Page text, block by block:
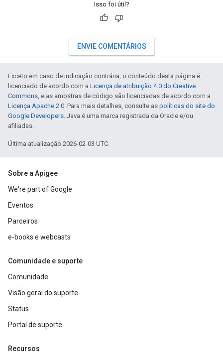
Isso foi útil?
ENVIE COMENTÁRIOS
Exceto em caso de indicação contrária, o conteúdo desta página é
licenciado de acordo com a Licença de atribuição 4.0 do Creative
Commons, e as amostras de código são licenciadas de acordo com a
Licença Apache 2.0. Para mais detalhes, consulte as políticas do site do
Google Developers. Java é uma marca registrada da Oracle e/ou
afiliadas.
Última atualização 2026-02-03 UTC.
Sobre a Apigee
We're part of Google
Eventos
Parceiros
e-books e webcasts
Comunidade e suporte
Comunidade
Visão geral do suporte
Status
Portal de suporte
Recursos